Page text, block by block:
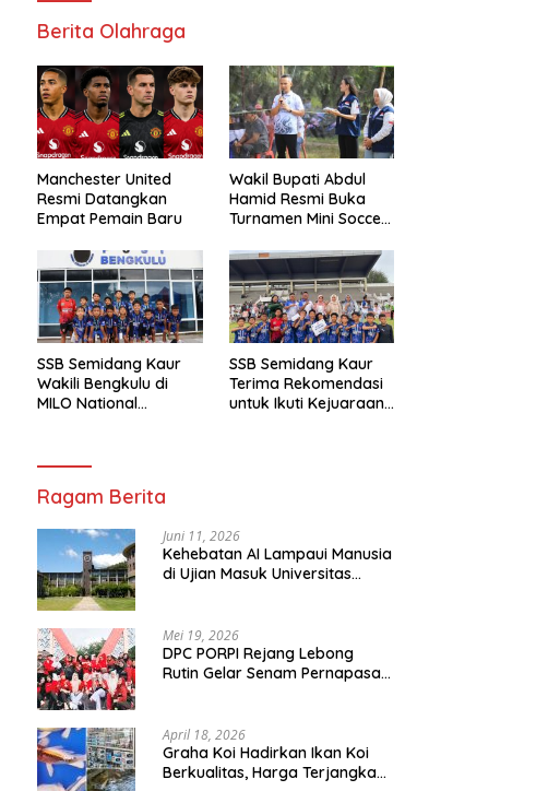
Berita Olahraga
Manchester United
Resmi Datangkan
Empat Pemain Baru
Wakil Bupati Abdul
Hamid Resmi Buka
Turnamen Mini Soccer
SSB Semidang Kaur
Wakili Bengkulu di
MILO National
SSB Semidang Kaur
Terima Rekomendasi
untuk Ikuti Kejuaraan
Ragam Berita
Juni 11, 2026
Kehebatan AI Lampaui Manusia
di Ujian Masuk Universitas
Mei 19, 2026
DPC PORPI Rejang Lebong
Rutin Gelar Senam Pernapasan
April 18, 2026
Graha Koi Hadirkan Ikan Koi
Berkualitas, Harga Terjangkau